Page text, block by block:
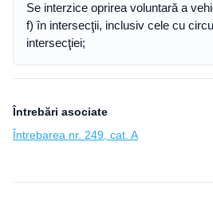
Se interzice oprirea voluntară a
f) în intersecţii, inclusiv cele cu
intersecţiei;
Întrebări asociate
Întrebarea nr. 249, cat. A